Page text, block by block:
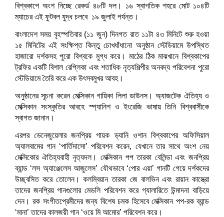
বিশ্বকাপে অংশ নিচ্ছে রেকর্ড ৪৮টি দল। ১৬ স্বাগতিক শহরে মোট ১০৪টি
ম্যাচের এই ফুটবল যুদ্ধ চলবে ১৯ জুলাই পর্যন্ত।
বাংলাদেশ সময় বৃহস্পতিবার (১১ জুন) দিনগত রাত ১১টা ৪৩ মিনিটে শুরু হওয়া
১৫ মিনিটের এই সংক্ষিপ্ত কিন্তু চোখধাঁধানো অনুষ্ঠান স্টেডিয়ামে উপস্থিত
হাজারো দর্শকসহ পুরো বিশ্বকে মুগ্ধ করে। মাঠের ঠিক মাঝখানে বিশ্বকাপের
ট্রফির একটি বিশাল রেপ্লিকা এবং শতাধিক নৃত্যশিল্পীর অনবদ্য পরিবেশনা পুরো
স্টেডিয়ামে তৈরি করে এক উৎসবমুখর আবহ।
অনুষ্ঠানের সূচনা করেন মেক্সিকান গায়িকা লিলা ডাউনস। অ্যাজটেক ঐতিহ্য ও
মেক্সিকান সংস্কৃতির আবহে স্প্যানিশ ও ইংরেজি ভাষায় তিনি বিশ্ববাসীকে
স্বাগত জানান।
এরপর ভেনেজুয়েলার জনপ্রিয় গায়ক ড্যানি ওশান বিশ্বকাপের অফিসিয়াল
অ্যালবামের গান ‘পার্তিদাসো’ পরিবেশন করেন, যেখানে তার সাথে অংশ নেয়
মেক্সিকোর ঐতিহ্যবাহী নৃত্যদল। মেক্সিকান পপ তারকা বেলিন্ডা এবং জনপ্রিয়
ব্যান্ড ‘লস অ্যাঞ্জেলেস আজুলেস’ যৌথভাবে ‘পোর এয়া’ গানটি গেয়ে দর্শকদের
উচ্ছ্বসিত করে তোলেন। কলম্বিয়ান তারকা জে বালভিন এবং রায়ান কাস্ত্রো
তাদের জনপ্রিয় গানগুলোর মেডলি পরিবেশন করে গ্যালারিতে উন্মাদনা বাড়িয়ে
দেন। রক সংগীতপ্রেমীদের জন্য বিশেষ চমক হিসেবে মেক্সিকান পপ-রক ব্যান্ড
‘মানা’ তাদের কালজয়ী গান ‘ওয়ে মি আমোর’ পরিবেশন করে।